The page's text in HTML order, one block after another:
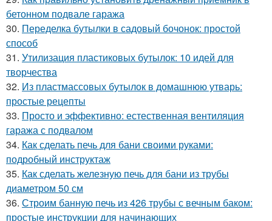
бетонном подвале гаража
30. Переделка бутылки в садовый бочонок: простой
способ
31. Утилизация пластиковых бутылок: 10 идей для
творчества
32. Из пластмассовых бутылок в домашнюю утварь:
простые рецепты
33. Просто и эффективно: естественная вентиляция
гаража с подвалом
34. Как сделать печь для бани своими руками:
подробный инструктаж
35. Как сделать железную печь для бани из трубы
диаметром 50 см
36. Строим банную печь из 426 трубы с вечным баком:
простые инструкции для начинающих